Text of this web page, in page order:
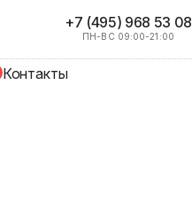
+7 (495) 968 53 08
ПН-ВС 09:00-21:00
Контакты